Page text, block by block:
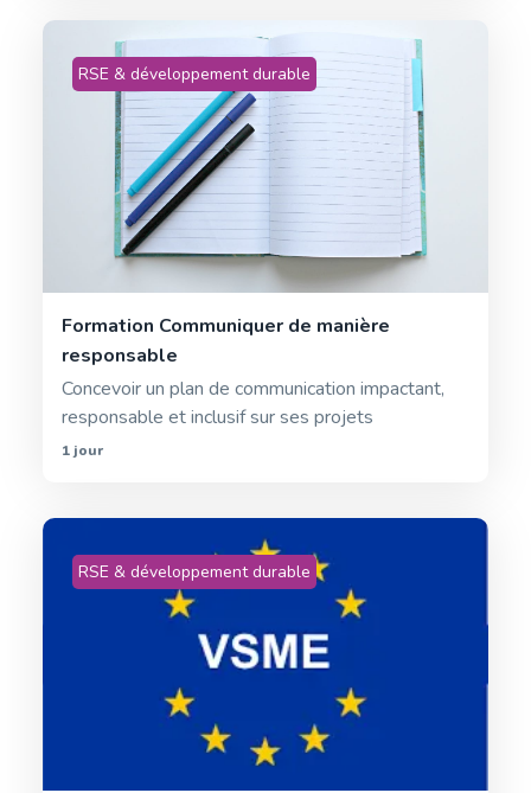
RSE & développement durable
Formation Communiquer de manière
responsable
Concevoir un plan de communication impactant,
responsable et inclusif sur ses projets
1 jour
RSE & développement durable